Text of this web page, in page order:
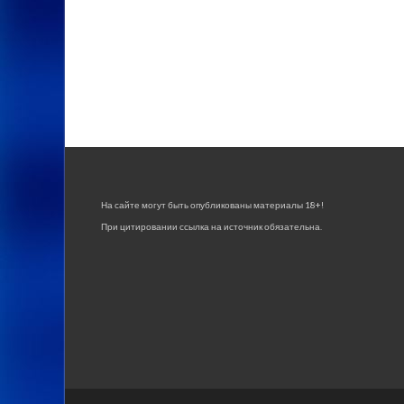
На сайте могут быть опубликованы материалы 18+!
При цитировании ссылка на источник обязательна.